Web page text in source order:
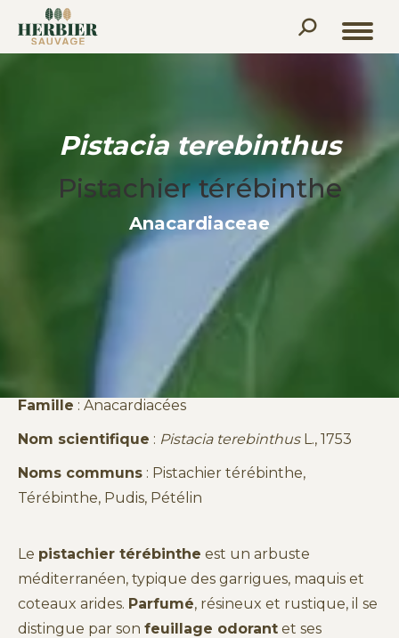
Recherche
:
Pistacia terebinthus
Pistachier térébinthe
Anacardiaceae
Famille : Anacardiacées
Nom scientifique : Pistacia terebinthusL., 1753
Noms communs : Pistachier térébinthe,
Térébinthe, Pudis, Pétélin
Le pistachier térébinthe est un arbuste
méditerranéen, typique des garrigues, maquis et
coteaux arides. Parfumé, résineux et rustique, il se
distingue par son feuillage odorant et ses